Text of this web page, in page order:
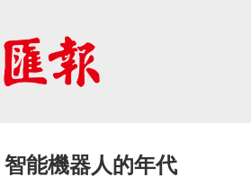
智能機器人的年代